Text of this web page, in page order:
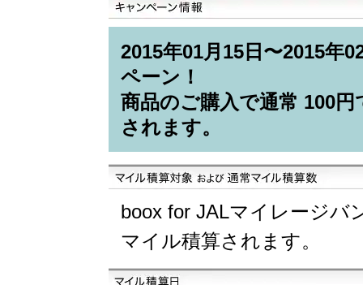
2015年01月15日〜2015年
ペーン！
商品のご購入で通常 100
されます。
boox for JALマイレージバ
マイル積算されます。